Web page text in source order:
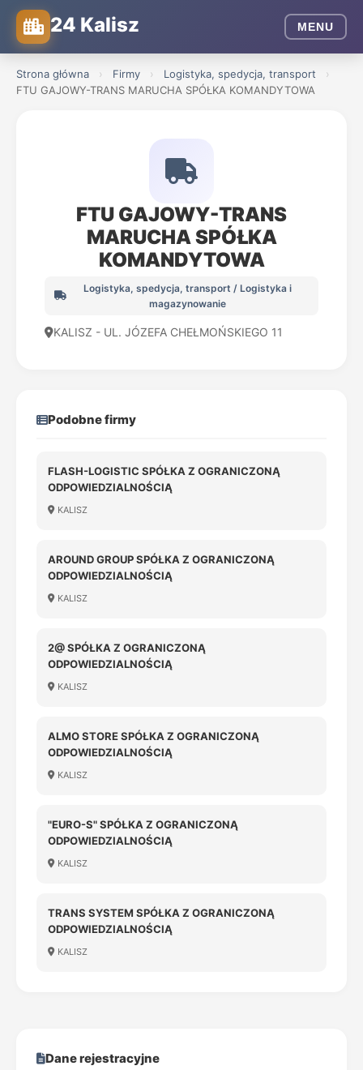
24 Kalisz MENU
Strona główna › Firmy › Logistyka, spedycja, transport
›
FTU GAJOWY-TRANS MARUCHA SPÓŁKA KOMANDYTOWA
FTU GAJOWY-TRANS
MARUCHA SPÓŁKA
KOMANDYTOWA
Logistyka, spedycja, transport / Logistyka i
magazynowanie
KALISZ - UL. JÓZEFA CHEŁMOŃSKIEGO 11
Podobne firmy
FLASH-LOGISTIC SPÓŁKA Z OGRANICZONĄ
ODPOWIEDZIALNOŚCIĄ
KALISZ
AROUND GROUP SPÓŁKA Z OGRANICZONĄ
ODPOWIEDZIALNOŚCIĄ
KALISZ
2@ SPÓŁKA Z OGRANICZONĄ
ODPOWIEDZIALNOŚCIĄ
KALISZ
ALMO STORE SPÓŁKA Z OGRANICZONĄ
ODPOWIEDZIALNOŚCIĄ
KALISZ
"EURO-S" SPÓŁKA Z OGRANICZONĄ
ODPOWIEDZIALNOŚCIĄ
KALISZ
TRANS SYSTEM SPÓŁKA Z OGRANICZONĄ
ODPOWIEDZIALNOŚCIĄ
KALISZ
Dane rejestracyjne